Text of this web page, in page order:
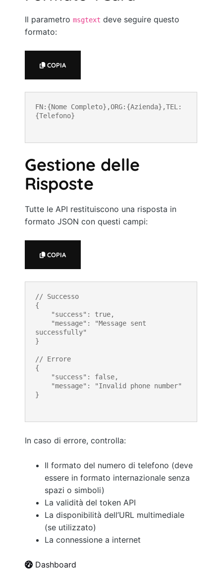
Il parametro msgtext deve seguire questo
formato:
COPIA
FN:{Nome Completo},ORG:{Azienda},TEL:
{Telefono}
Gestione delle
Risposte
Tutte le API restituiscono una risposta in
formato JSON con questi campi:
COPIA
// Successo
{
successfully"
}
// Errore
{
}
In caso di errore, controlla:
Il formato del numero di telefono (deve
essere in formato internazionale senza
spazi o simboli)
La validità del token API
La disponibilità dell’URL multimediale
(se utilizzato)
La connessione a internet
Dashboard